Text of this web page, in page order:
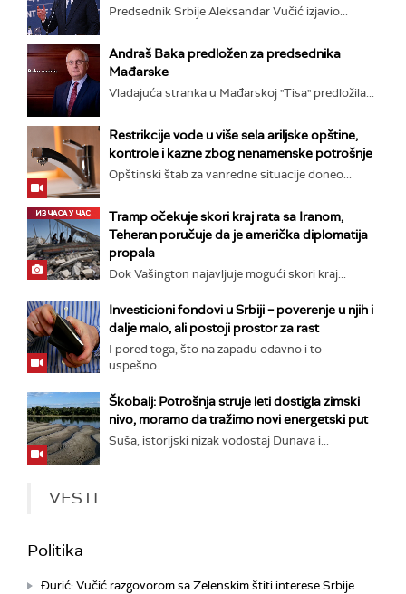
Predsednik Srbije Aleksandar Vučić izjavio...
Andraš Baka predložen za predsednika
Mađarske
Vladajuća stranka u Mađarskoj "Tisa" predložila...
Restrikcije vode u više sela ariljske opštine,
kontrole i kazne zbog nenamenske potrošnje
Opštinski štab za vanredne situacije doneo...
Tramp očekuje skori kraj rata sa Iranom,
Teheran poručuje da je američka diplomatija
propala
Dok Vašington najavljuje mogući skori kraj...
Investicioni fondovi u Srbiji – poverenje u njih i
dalje malo, ali postoji prostor za rast
I pored toga, što na zapadu odavno i to
uspešno...
Škobalj: Potrošnja struje leti dostigla zimski
nivo, moramo da tražimo novi energetski put
Suša, istorijski nizak vodostaj Dunava i...
VESTI
Politika
Đurić: Vučić razgovorom sa Zelenskim štiti interese Srbije